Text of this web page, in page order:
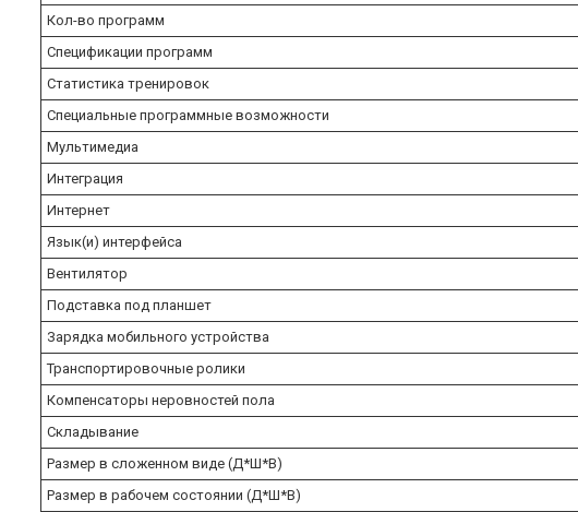
Кол-во программ
Спецификации программ
Статистика тренировок
Специальные программные возможности
Мультимедиа
Интеграция
Интернет
Язык(и) интерфейса
Вентилятор
Подставка под планшет
Зарядка мобильного устройства
Транспортировочные ролики
Компенсаторы неровностей пола
Складывание
Размер в сложенном виде (Д*Ш*В)
Размер в рабочем состоянии (Д*Ш*В)